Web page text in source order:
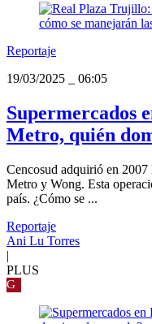
Reportaje
19/03/2025
06:05
Supermercados
Metro, quién
Cencosud adquirió en 2007
Metro y Wong. Esta
país. ¿Cómo se ...
Reportaje
Ani Lu Torres
|
PLUS
G